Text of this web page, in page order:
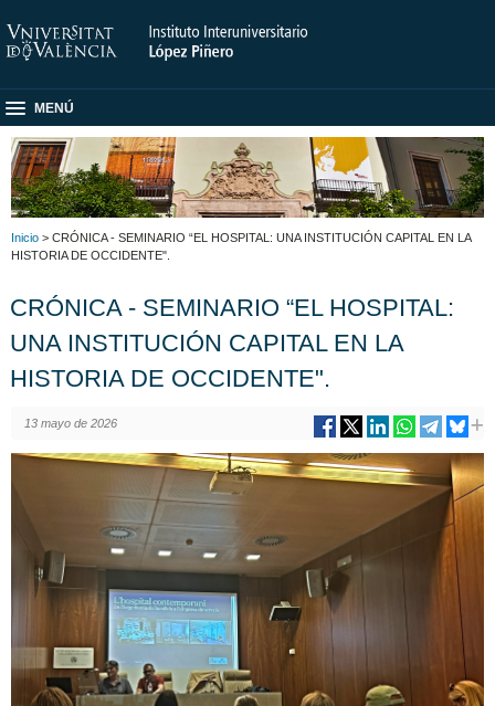
MENÚ
Inicio > CRÓNICA - SEMINARIO “EL HOSPITAL: UNA INSTITUCIÓN CAPITAL EN LA
HISTORIA DE OCCIDENTE".
CRÓNICA - SEMINARIO “EL HOSPITAL:
UNA INSTITUCIÓN CAPITAL EN LA
HISTORIA DE OCCIDENTE".
13 mayo de 2026